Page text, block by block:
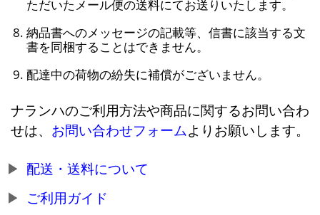
ただいたメール便の送料にてお送りいたします。
納品書へのメッセージの記載等、信書に該当する文
書を同梱することはできません。
配達中の荷物の紛失に補償がございません。
ナランハのご利用方法や商品に関するお問い合わ
せは、 お問い合わせフォームよりお願いします。
配送・送料について
ご利用ガイド